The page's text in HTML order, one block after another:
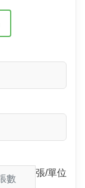
張/單位